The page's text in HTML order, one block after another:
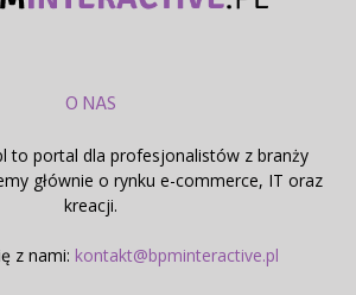
O NAS
to portal dla profesjonalistów z branży
głównie o rynku e-commerce, IT oraz
kreacji.
z nami: kontakt@bpminteractive.pl